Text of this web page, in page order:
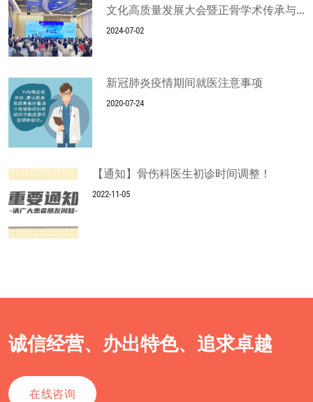
文化高质量发展大会暨正骨学术传承与...
2024-07-02
新冠肺炎疫情期间就医注意事项
2020-07-24
【通知】骨伤科医生初诊时间调整！
2022-11-05
诚信经营、办出特色、追求卓越
在线咨询